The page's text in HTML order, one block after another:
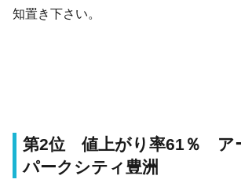
知置き下さい。
第2位 値上がり率61％ ア
パークシティ豊洲